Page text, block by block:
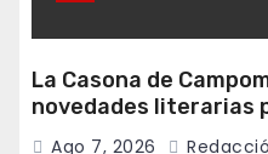
La Casona de
novedades literarias
Ago 7, 2026